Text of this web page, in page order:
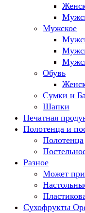
Мужское
Обувь
Сумки и
Шапки
Печатная
Полотенца и
Полотенца
Разное
Может
Сухофрукты